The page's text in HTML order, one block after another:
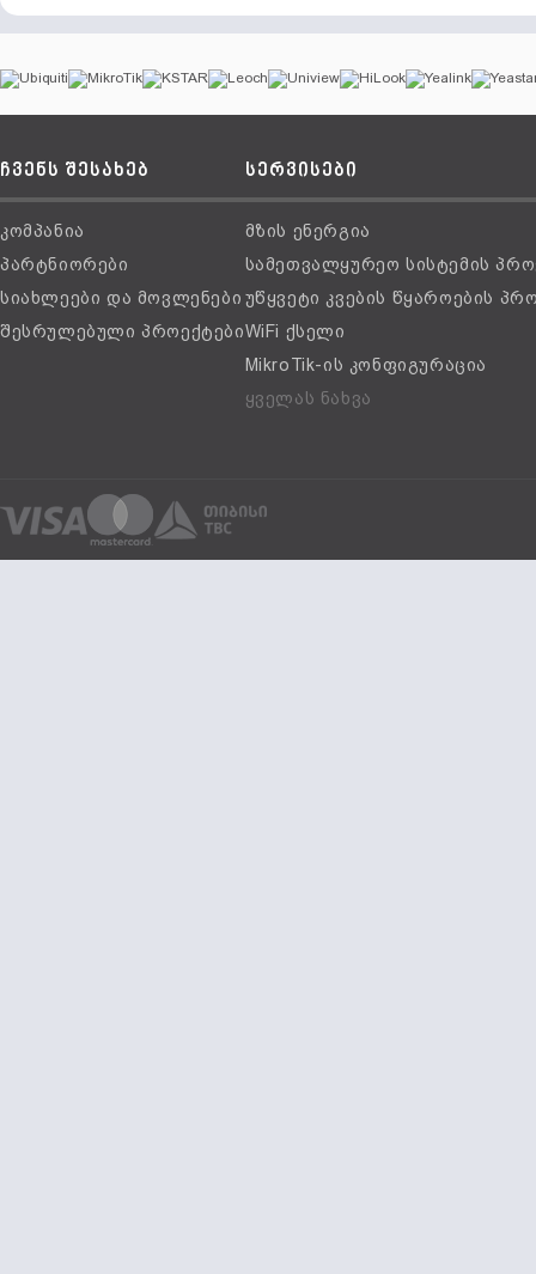
ჩვენს შესახებ
კომპანია
პარტნიორები
სიახლეები და მოვლენები
შესრულებული პროექტები
სერვისები
მზის ენერგია
სამეთვალყურეო სისტემის
უწყვეტი კვების წყაროების
WiFi ქსელი
MikroTik-ის კონფიგურაცია
ყველას ნახვა